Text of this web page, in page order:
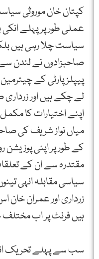
کپتان خان موروثی
عملی طور پر پہلے
سیاست چلا رہی ہیں
صاحبزادوں نے لندن
پیپلز پارٹی کے
لے چکے ہیں اور
اپنے اختیارات کا
میاں نواز شریف کی
کے طور پر اپنی پوزیشن
مقتدرہ سے ان کے
سیاسی مقابلہ انہی
زرداری اور عمران
ہیں فرنٹ پر اب
سب سے پہلے تحریک